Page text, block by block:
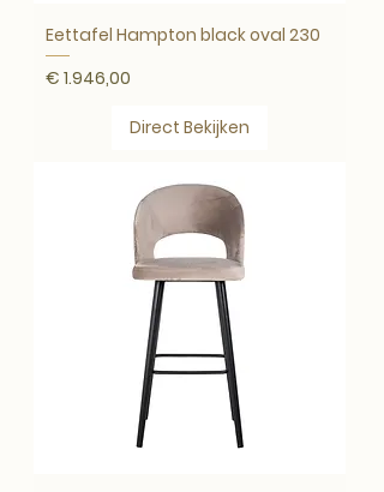
Eettafel Hampton black oval 230
Prijs
€ 1.946,00
Direct Bekijken